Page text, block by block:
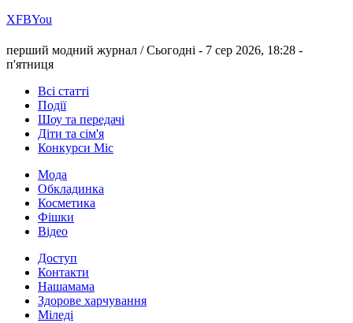
ХFBYou
перший модний журнал /Сьогодні - 7 сер 2026, 18:28 -
п'ятниця
Всі статті
Події
Шоу та передачі
Діти та сім'я
Конкурси Міс
Мода
Обкладинка
Косметика
Фішки
Відео
Доступ
Контакти
Нашамама
Здорове харчування
Міледі